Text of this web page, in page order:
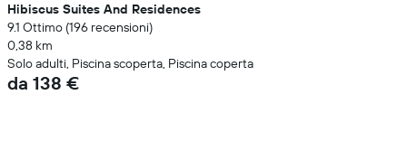
Hibiscus Suites And Residences
9.1 Ottimo (196 recensioni)
0,38 km
Solo adulti, Piscina scoperta, Piscina coperta
da 138 €